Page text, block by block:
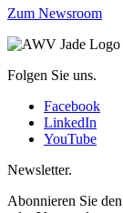
Zum Newsroom
Folgen Sie uns.
Facebook
LinkedIn
YouTube
Newsletter.
Abonnieren Sie